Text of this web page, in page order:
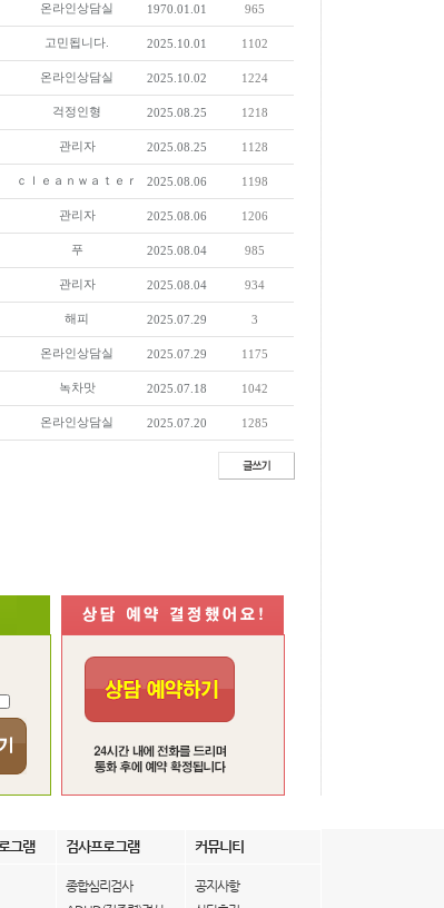
온라인상담실 1970.01.01 965
고민됩니다. 2025.10.01 1102
온라인상담실 2025.10.02 1224
걱정인형 2025.08.25 1218
관리자 2025.08.25 1128
ｃｌｅａｎｗａｔｅｒ 2025.08.06 1198
관리자 2025.08.06 1206
푸 2025.08.04 985
관리자 2025.08.04 934
해피 2025.07.29 3
온라인상담실 2025.07.29 1175
녹차맛 2025.07.18 1042
온라인상담실 2025.07.20 1285
그램 검사프로그램 커뮤니티
종합심리검사
공지사항